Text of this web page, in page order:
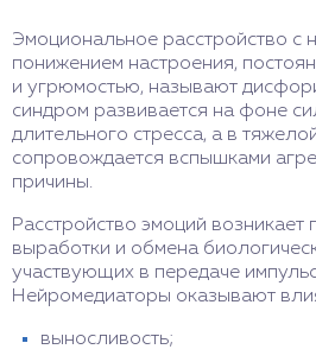
Эмоциональное расстройство с
понижением настроения,
и угрюмостью, называют
синдром развивается на фоне
длительного стресса, а в
сопровождается вспышками
причины.
Расстройство эмоций
выработки и обмена
участвующих в передаче
Нейромедиаторы оказывают
выносливость;